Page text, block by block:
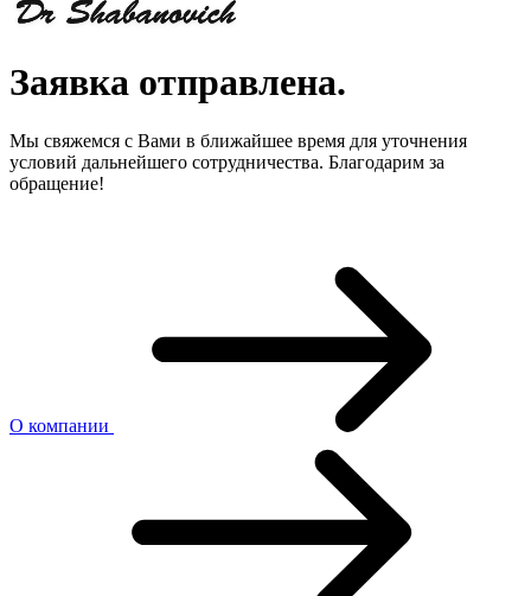
Заявка отправлена.
Мы свяжемся с Вами в ближайшее время для уточнения
условий дальнейшего сотрудничества. Благодарим за
обращение!
О компании